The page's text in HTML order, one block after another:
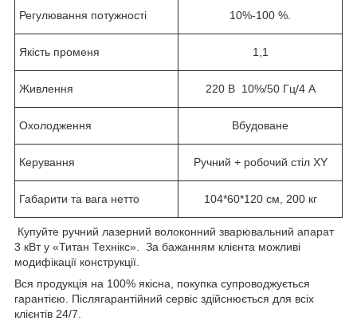
Регулювання потужності 10%-100 %.
Якість променя 1,1
Живлення 220 В 10%/50 Гц/4 A
Охолодження Вбудоване
Керування Ручний + робочий стіл XY
Габарити та вага нетто 104*60*120 см, 200 кг
Купуйте ручний лазерний волоконний зварювальний апарат
3 кВт у «Титан Технікс». За бажанням клієнта можливі
модифікації конструкції.
Вся продукція на 100% якісна, покупка супроводжується
гарантією. Післягарантійний сервіс здійснюється для всіх
клієнтів 24/7.